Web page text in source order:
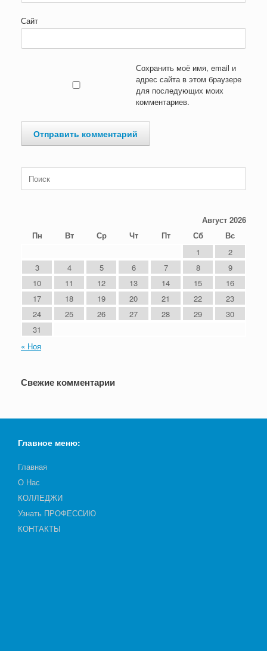
Сайт
Сохранить моё имя, email и
адрес сайта в этом браузере
для последующих моих
комментариев.
Поиск
по:
Август 2026
Пн
Вт Ср Чт Пт Сб
Вс
1
2
3
4 5 6 7 8
9
10
11 12 13 14 15
16
17
18 19 20 21 22
23
24
25 26 27 28 29
30
31
« Ноя
Свежие комментарии
Главное меню:
Главная
О Нас
КОЛЛЕДЖИ
Узнать ПРОФЕССИЮ
КОНТАКТЫ